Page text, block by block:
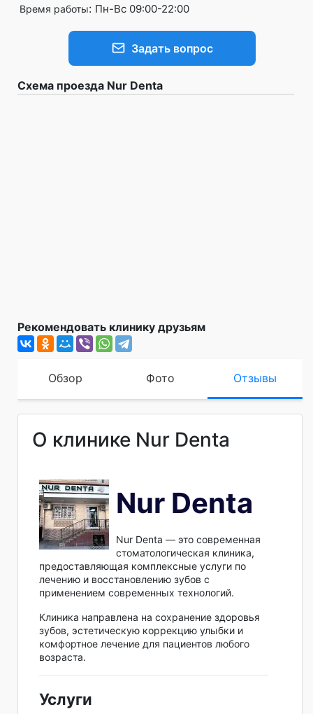
Время работы: Пн-Вс 09:00-22:00
Задать вопрос
Схема проезда Nur Denta
Рекомендовать клинику друзьям
Обзор Фото Отзывы
О клинике Nur Denta
Nur Denta
Nur Denta — это современная
стоматологическая клиника,
предоставляющая комплексные услуги по
лечению и восстановлению зубов с
применением современных технологий.
Клиника направлена на сохранение здоровья
зубов, эстетическую коррекцию улыбки и
комфортное лечение для пациентов любого
возраста.
Услуги